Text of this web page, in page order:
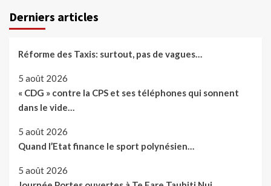
Derniers articles
Réforme des Taxis: surtout, pas de vagues…
5 août 2026
« CDG » contre la CPS et ses téléphones qui sonnent
dans le vide…
5 août 2026
Quand l’Etat finance le sport polynésien…
5 août 2026